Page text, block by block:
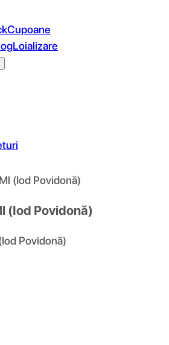
Cupoane
Loializare
(Iod Povidonă)
(Iod Povidonă)